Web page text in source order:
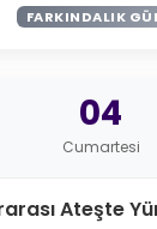
FARKINDALIK
04
Cumartesi
Ateşte